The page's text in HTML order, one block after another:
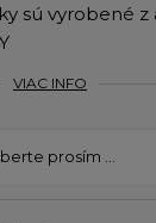
sú vyrobené
VIAC INFO
prosím ...